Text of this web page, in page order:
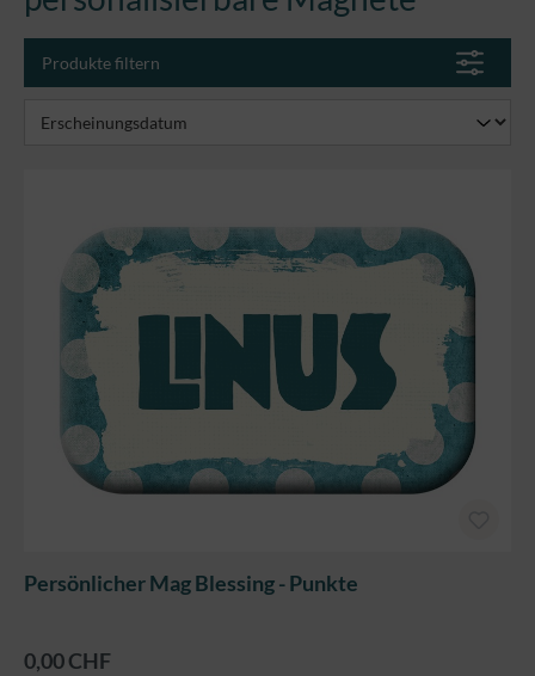
Produkte filtern
Persönlicher Mag Blessing - Punkte
0,00 CHF